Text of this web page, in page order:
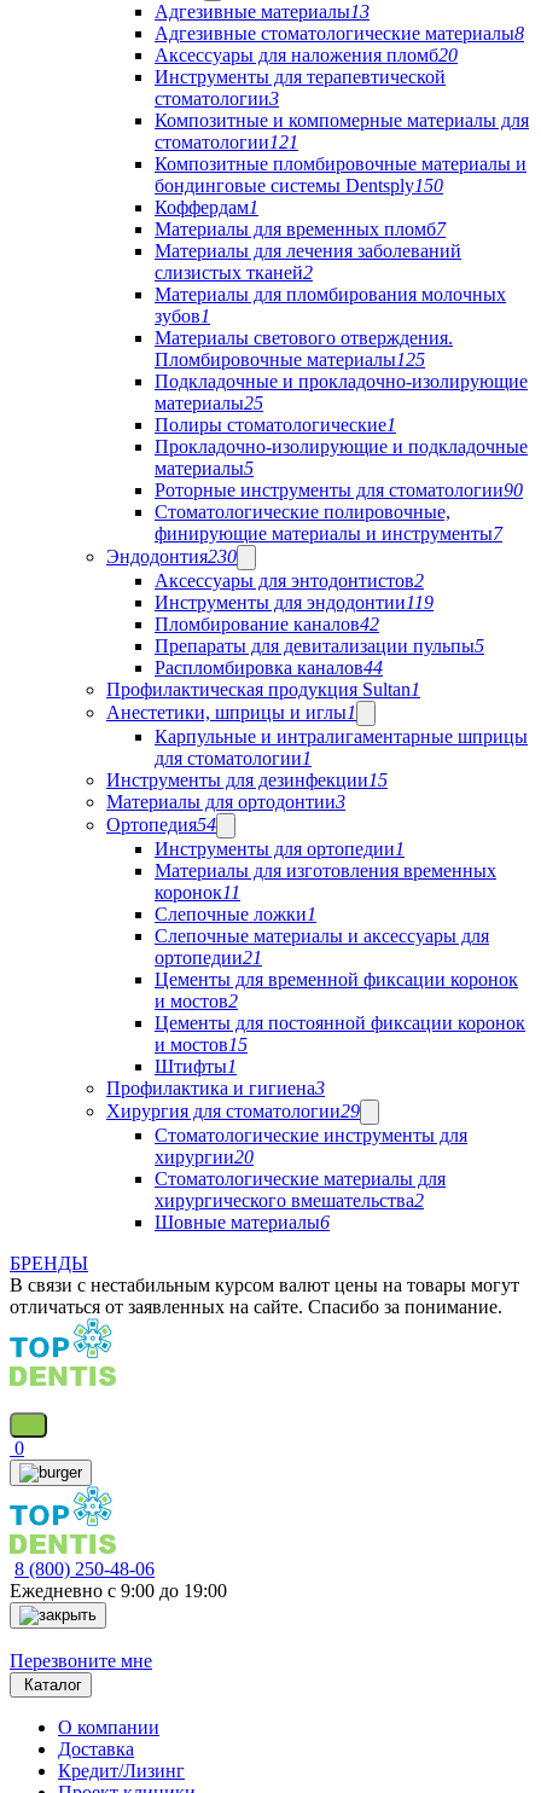
Адгезивные материалы13
Адгезивные стоматологические материалы8
Аксессуары для наложения пломб20
Инструменты для терапевтической
стоматологии3
Композитные и компомерные материалы для
стоматологии121
Композитные пломбировочные материалы и
бондинговые системы Dentsply150
Коффердам1
Материалы для временных пломб7
Материалы для лечения заболеваний
слизистых тканей2
Материалы для пломбирования молочных
зубов1
Материалы светового отверждения.
Пломбировочные материалы125
Подкладочные и прокладочно-изолирующие
материалы25
Полиры стоматологические1
Прокладочно-изолирующие и подкладочные
материалы5
Роторные инструменты для стоматологии90
Стоматологические полировочные,
финирующие материалы и инструменты7
Эндодонтия230
Аксессуары для энтодонтистов2
Инструменты для эндодонтии119
Пломбирование каналов42
Препараты для девитализации пульпы5
Распломбировка каналов44
Профилактическая продукция Sultan1
Анестетики, шприцы и иглы1
Карпульные и интралигаментарные шприцы
для стоматологии1
Инструменты для дезинфекции15
Материалы для ортодонтии3
Ортопедия54
Инструменты для ортопедии1
Материалы для изготовления временных
коронок11
Слепочные ложки1
Слепочные материалы и аксессуары для
ортопедии21
Цементы для временной фиксации коронок
и мостов2
Цементы для постоянной фиксации коронок
и мостов15
Штифты1
Профилактика и гигиена3
Хирургия для стоматологии29
Стоматологические инструменты для
хирургии20
Стоматологические материалы для
хирургического вмешательства2
Шовные материалы6
БРЕНДЫ
В связи с нестабильным курсом валют цены на товары могут
отличаться от заявленных на сайте. Спасибо за понимание.
0
8 (800) 250-48-06
Ежедневно с 9:00 до 19:00
Перезвоните мне
Каталог
О компании
Доставка
Кредит/Лизинг